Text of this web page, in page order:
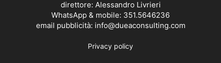
direttore: Alessandro Livrieri
WhatsApp & mobile: 351.5646236
email pubblicità: info@dueaconsulting.com
Privacy policy